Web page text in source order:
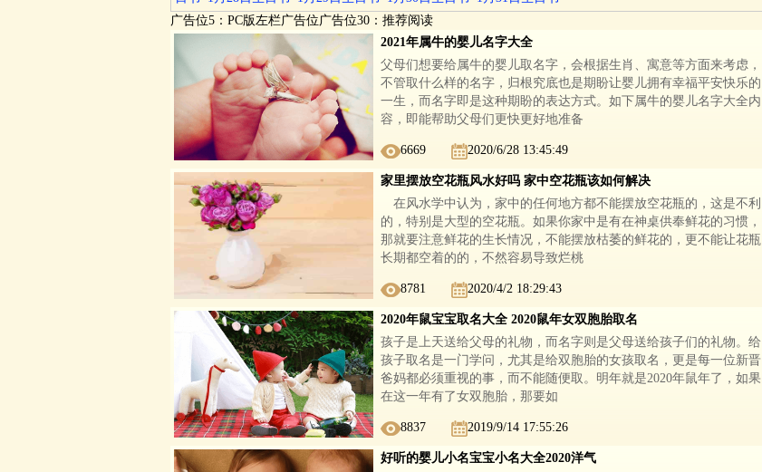
广告位5：PC版左栏广告位广告位30：推荐阅读
2021年属牛的婴儿名字大全
父母们想要给属牛的婴儿取名字，会根据生肖、寓意等方面来考虑，
不管取什么样的名字，归根究底也是期盼让婴儿拥有幸福平安快乐的
一生，而名字即是这种期盼的表达方式。如下属牛的婴儿名字大全内
容，即能帮助父母们更快更好地准备
6669 2020/6/28 13:45:49
家里摆放空花瓶风水好吗 家中空花瓶该如何解决
在风水学中认为，家中的任何地方都不能摆放空花瓶的，这是不利
的，特别是大型的空花瓶。如果你家中是有在神桌供奉鲜花的习惯，
那就要注意鲜花的生长情况，不能摆放枯萎的鲜花的，更不能让花瓶
长期都空着的的，不然容易导致烂桃
8781 2020/4/2 18:29:43
2020年鼠宝宝取名大全 2020鼠年女双胞胎取名
孩子是上天送给父母的礼物，而名字则是父母送给孩子们的礼物。给
孩子取名是一门学问，尤其是给双胞胎的女孩取名，更是每一位新晋
爸妈都必须重视的事，而不能随便取。明年就是2020年鼠年了，如果
在这一年有了女双胞胎，那要如
8837 2019/9/14 17:55:26
好听的婴儿小名宝宝小名大全2020洋气